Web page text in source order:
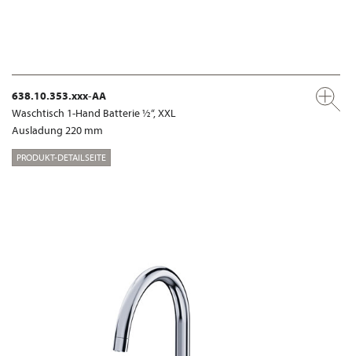
638.10.353.xxx-AA
Waschtisch 1-Hand Batterie ½“, XXL
Ausladung 220 mm
PRODUKT-DETAILSEITE